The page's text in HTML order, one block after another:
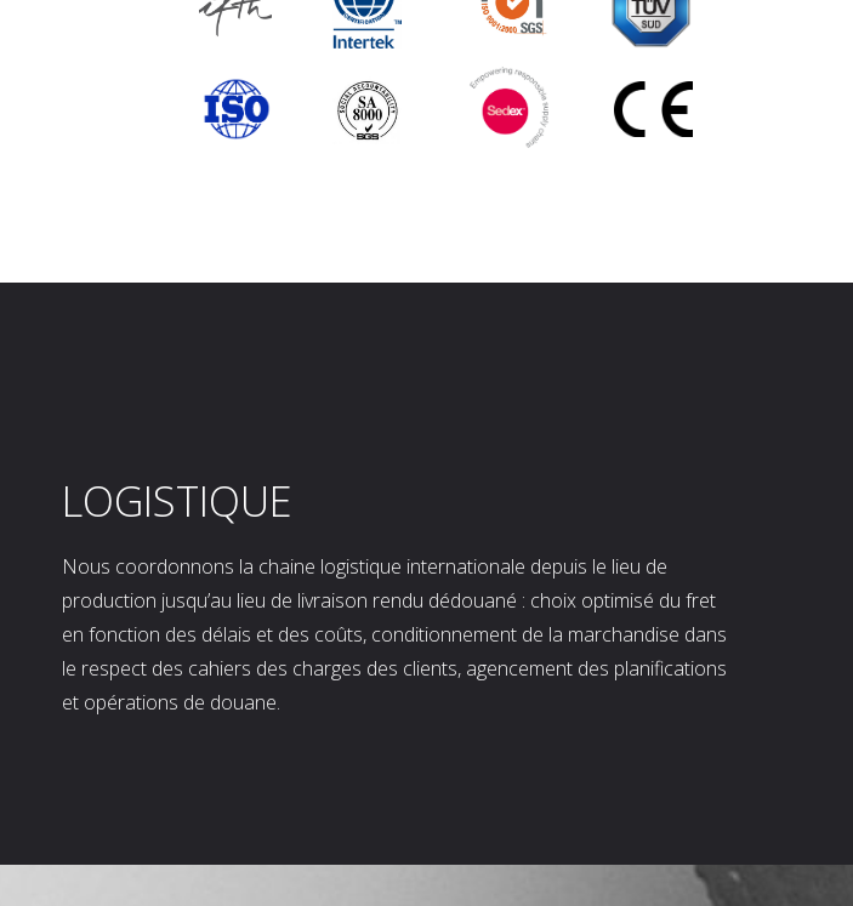
LOGISTIQUE
Nous coordonnons la chaine logistique internationale depuis le lieu de
production jusqu’au lieu de livraison rendu dédouané : choix optimisé du fret
en fonction des délais et des coûts, conditionnement de la marchandise dans
le respect des cahiers des charges des clients, agencement des planifications
et opérations de douane.